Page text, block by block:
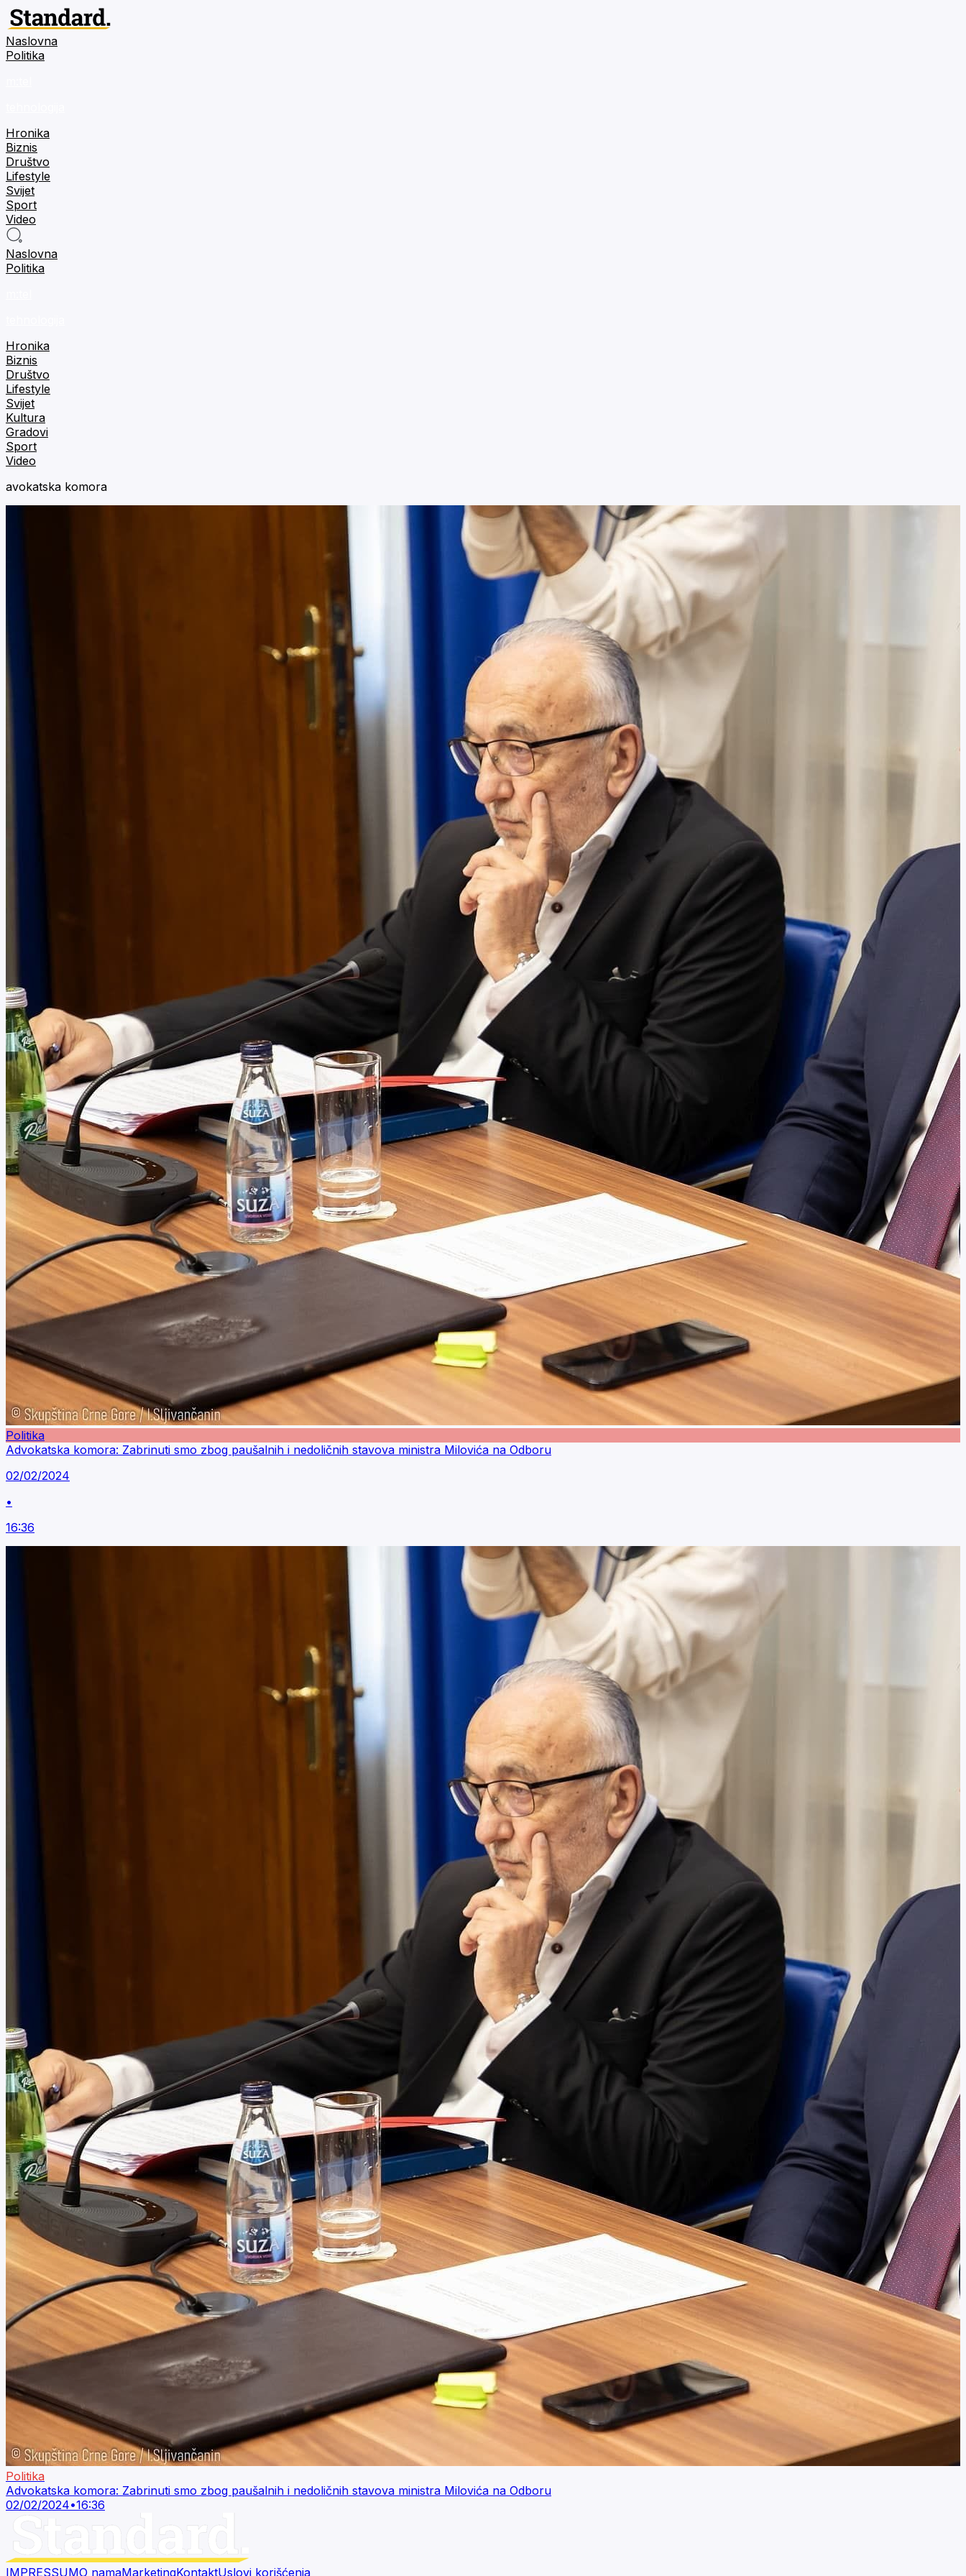
Naslovna
Politika
Hronika
Biznis
Društvo
Lifestyle
Svijet
Sport
Video
Naslovna
Politika
Hronika
Biznis
Društvo
Lifestyle
Svijet
Kultura
Gradovi
Sport
Video
avokatska komora
Politika
Advokatska komora: Zabrinuti smo zbog paušalnih i nedoličnih stavova ministra Milovića na Odboru
02/02/2024
•
16:36
Politika
Advokatska komora: Zabrinuti smo zbog paušalnih i nedoličnih stavova ministra Milovića na Odboru
02/02/2024•16:36
IMPRESSUMO namaMarketingKontaktUslovi korišćenja